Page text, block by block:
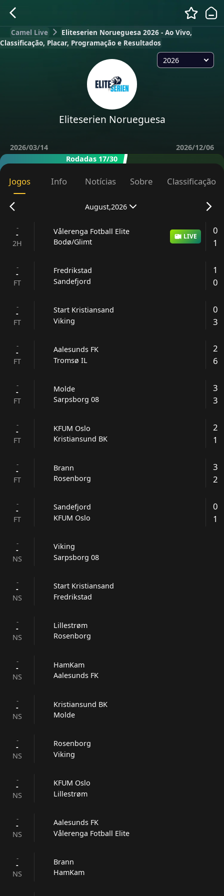
Camel Live
Eliteserien Norueguesa 2026 - Ao Vivo,
Classificação, Placar, Programação e Resultados
2026
Eliteserien Norueguesa
2026/03/14
2026/12/06
Rodadas 17/30
Jogos Info Notícias Sobre Classificação
August,2026
-
-
2H
Vålerenga Fotball Elite
Bodø/Glimt
LIVE
0
1
-
-
FT
Fredrikstad
Sandefjord
1
0
-
-
FT
Start Kristiansand
Viking
0
3
-
-
FT
Aalesunds FK
Tromsø IL
2
6
-
-
FT
Molde
Sarpsborg 08
3
3
-
-
FT
KFUM Oslo
Kristiansund BK
2
1
-
-
FT
Brann
Rosenborg
3
2
-
-
FT
Sandefjord
KFUM Oslo
0
1
-
-
NS
Viking
Sarpsborg 08
-
-
NS
Start Kristiansand
Fredrikstad
-
-
NS
Lillestrøm
Rosenborg
-
-
NS
HamKam
Aalesunds FK
-
-
NS
Kristiansund BK
Molde
-
-
NS
Rosenborg
Viking
-
-
NS
KFUM Oslo
Lillestrøm
-
-
NS
Aalesunds FK
Vålerenga Fotball Elite
-
-
NS
Brann
HamKam